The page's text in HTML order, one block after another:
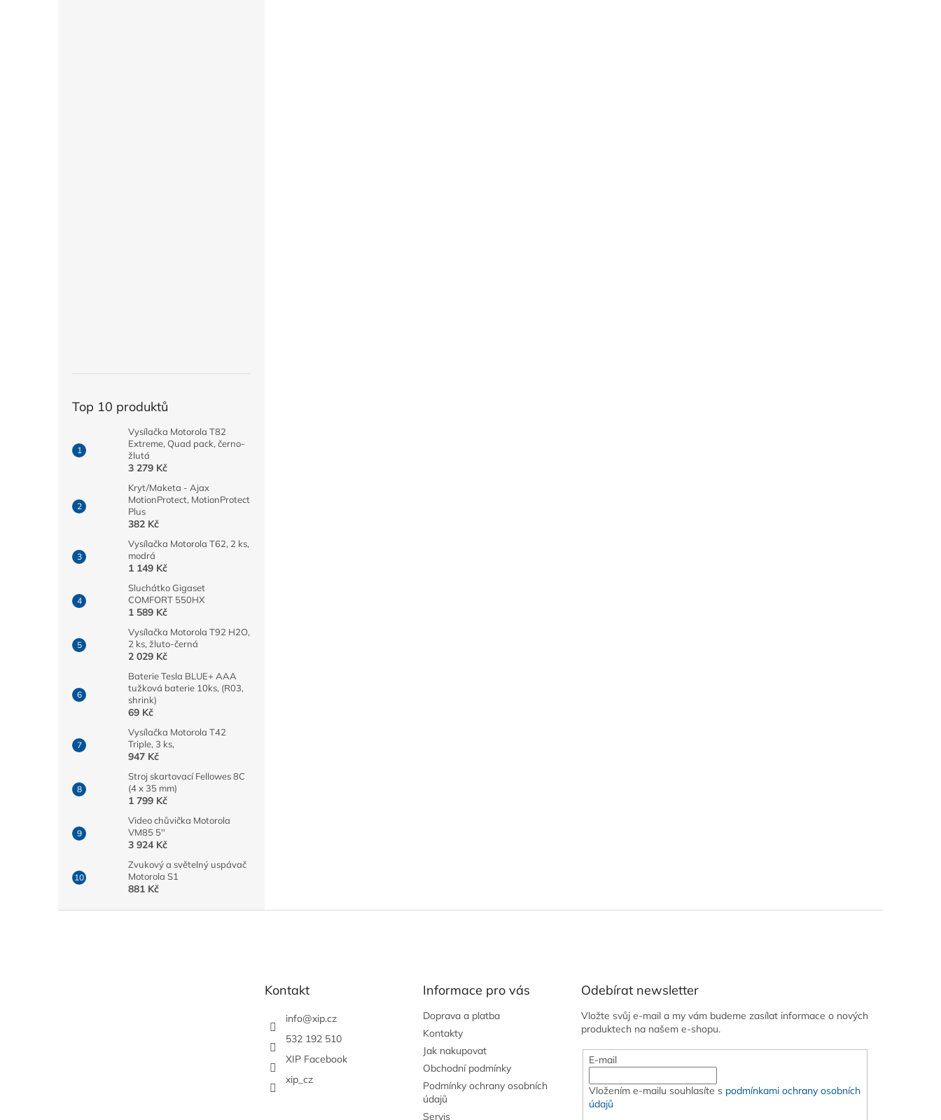
Top 10 produktů
Vysílačka Motorola T82
Extreme, Quad pack, černo-
žlutá
3 279 Kč
Kryt/Maketa - Ajax
MotionProtect, MotionProtect
Plus
382 Kč
Vysílačka Motorola T62, 2 ks,
modrá
1 149 Kč
Sluchátko Gigaset
COMFORT 550HX
1 589 Kč
Vysílačka Motorola T92 H2O,
2 ks, žluto-černá
2 029 Kč
Baterie Tesla BLUE+ AAA
tužková baterie 10ks, (R03,
shrink)
69 Kč
Vysílačka Motorola T42
Triple, 3 ks,
947 Kč
Stroj skartovací Fellowes 8C
(4 x 35 mm)
1 799 Kč
Video chůvička Motorola
VM85 5''
3 924 Kč
Zvukový a světelný uspávač
Motorola S1
881 Kč
Kontakt
info@xip.cz
532 192 510
XIP Facebook
xip_cz
Informace pro vás
Doprava a platba
Kontakty
Jak nakupovat
Obchodní podmínky
Podmínky ochrany osobních
údajů
Servis
Odebírat newsletter
Vložte svůj e-mail a my vám budeme zasílat informace o nových
produktech na našem e-shopu.
E-mail
Vložením e-mailu souhlasíte s podmínkami ochrany osobních
údajů